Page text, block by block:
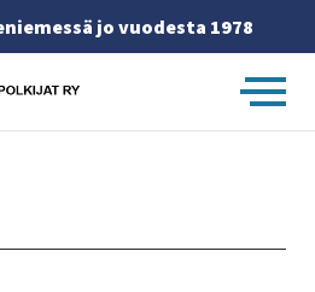
jo vuodesta 1978